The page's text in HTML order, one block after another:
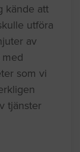
kände att
utföra
av
som vi
tjänster